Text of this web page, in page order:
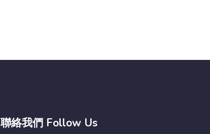
聯絡我們 Follow Us